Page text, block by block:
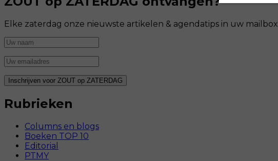
Elke zaterdag onze nieuwste artikelen & agendatips in uw mailbox
Rubrieken
Columns en blogs
Boeken TOP 10
Editorial
PTMY